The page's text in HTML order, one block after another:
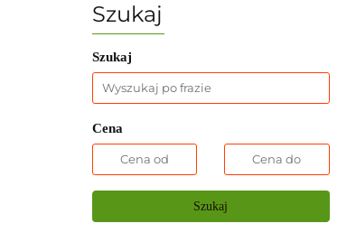
Szukaj
Szukaj
Cena
Szukaj